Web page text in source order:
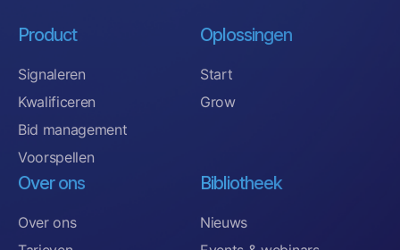
Product
Signaleren
Kwalificeren
Bid management
Voorspellen
Oplossingen
Start
Grow
Over ons
Over ons
Bibliotheek
Nieuws